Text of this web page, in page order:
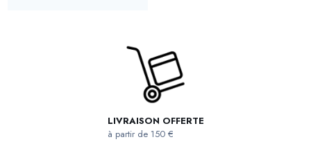
LIVRAISON OFFERTE
à partir de 150 €